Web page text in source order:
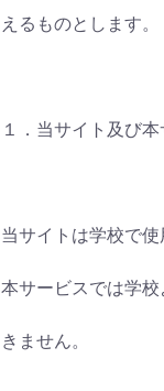
えるものとします。
１．当サイト及び
当サイトは学校で
本サービスでは学
きません。